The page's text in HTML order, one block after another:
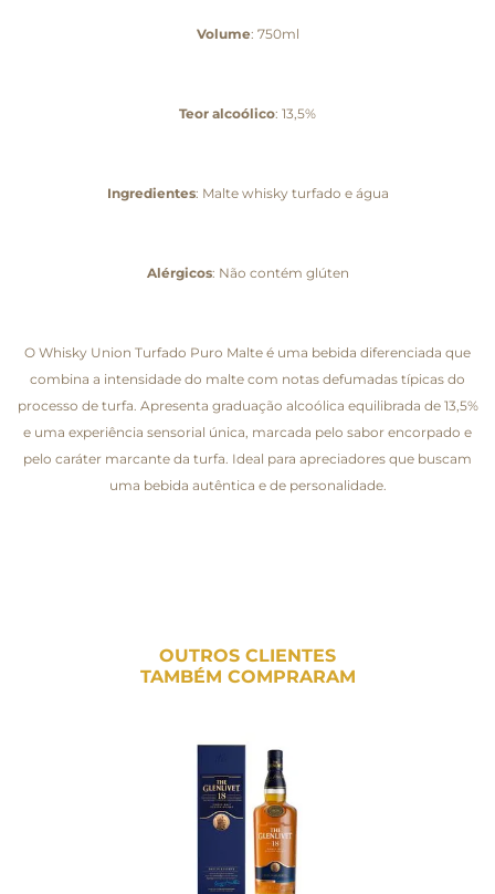
Volume: 750ml
Teor alcoólico: 13,5%
Ingredientes: Malte whisky turfado e água
Alérgicos: Não contém glúten
O Whisky Union Turfado Puro Malte é uma bebida diferenciada que
combina a intensidade do malte com notas defumadas típicas do
processo de turfa. Apresenta graduação alcoólica equilibrada de 13,5%
e uma experiência sensorial única, marcada pelo sabor encorpado e
pelo caráter marcante da turfa. Ideal para apreciadores que buscam
uma bebida autêntica e de personalidade.
OUTROS CLIENTES
TAMBÉM COMPRARAM